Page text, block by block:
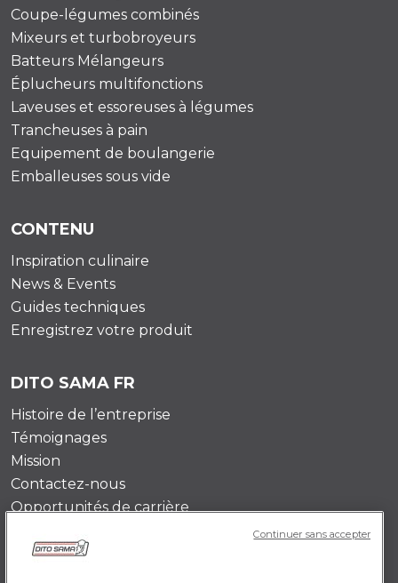
Coupe-légumes combinés
Mixeurs et turbobroyeurs
Batteurs Mélangeurs
Éplucheurs multifonctions
Laveuses et essoreuses à légumes
Trancheuses à pain
Equipement de boulangerie
Emballeuses sous vide
CONTENU
Inspiration culinaire
News & Events
Guides techniques
Enregistrez votre produit
DITO SAMA FR
Histoire de l’entreprise
Témoignages
Mission
Contactez-nous
Opportunités de carrière
POLICY FR
Continuer sans accepter